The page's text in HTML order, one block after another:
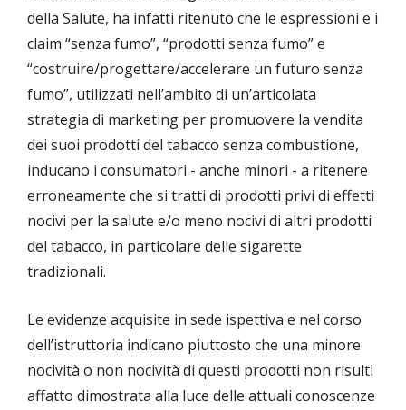
della Salute, ha infatti ritenuto che le espressioni e i
claim “senza fumo”, “prodotti senza fumo” e
“costruire/progettare/accelerare un futuro senza
fumo”, utilizzati nell’ambito di un’articolata
strategia di marketing per promuovere la vendita
dei suoi prodotti del tabacco senza combustione,
inducano i consumatori - anche minori - a ritenere
erroneamente che si tratti di prodotti privi di effetti
nocivi per la salute e/o meno nocivi di altri prodotti
del tabacco, in particolare delle sigarette
tradizionali.
Le evidenze acquisite in sede ispettiva e nel corso
dell’istruttoria indicano piuttosto che una minore
nocività o non nocività di questi prodotti non risulti
affatto dimostrata alla luce delle attuali conoscenze